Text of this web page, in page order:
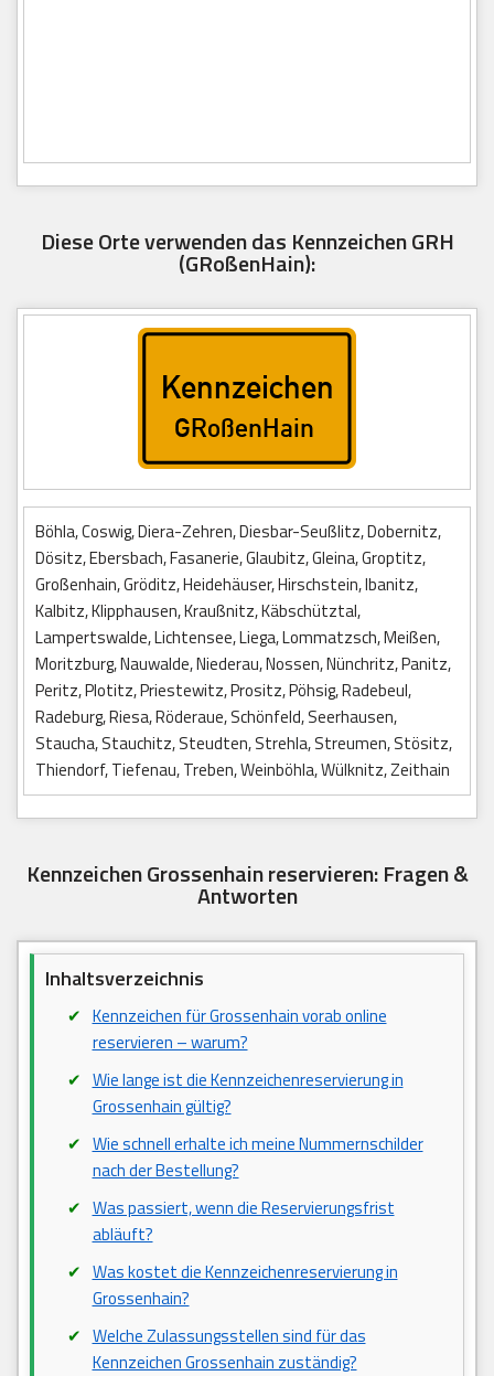
Diese Orte verwenden das Kennzeichen GRH
(GRoßenHain):
Böhla, Coswig, Diera-Zehren, Diesbar-Seußlitz, Dobernitz,
Dösitz, Ebersbach, Fasanerie, Glaubitz, Gleina, Groptitz,
Großenhain, Gröditz, Heidehäuser, Hirschstein, Ibanitz,
Kalbitz, Klipphausen, Kraußnitz, Käbschütztal,
Lampertswalde, Lichtensee, Liega, Lommatzsch, Meißen,
Moritzburg, Nauwalde, Niederau, Nossen, Nünchritz, Panitz,
Peritz, Plotitz, Priestewitz, Prositz, Pöhsig, Radebeul,
Radeburg, Riesa, Röderaue, Schönfeld, Seerhausen,
Staucha, Stauchitz, Steudten, Strehla, Streumen, Stösitz,
Thiendorf, Tiefenau, Treben, Weinböhla, Wülknitz, Zeithain
Kennzeichen Grossenhain reservieren: Fragen &
Antworten
Inhaltsverzeichnis
Kennzeichen für Grossenhain vorab online
reservieren – warum?
Wie lange ist die Kennzeichenreservierung in
Grossenhain gültig?
Wie schnell erhalte ich meine Nummernschilder
nach der Bestellung?
Was passiert, wenn die Reservierungsfrist
abläuft?
Was kostet die Kennzeichenreservierung in
Grossenhain?
Welche Zulassungsstellen sind für das
Kennzeichen Grossenhain zuständig?